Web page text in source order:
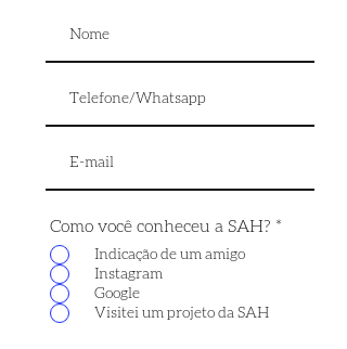
Como você conheceu a SAH? *
Indicação de um amigo
Instagram
Google
Visitei um projeto da SAH